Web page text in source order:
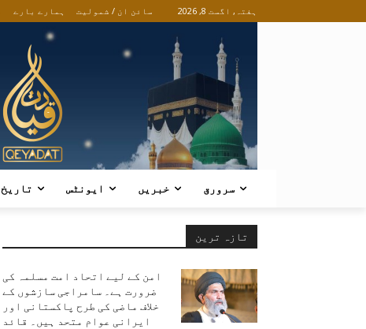
ہفتہ, اگست 8, 2026 سائن ان / شمولیت ہمارے بارے
سرورق خبریں ایونٹس تاریخ
تازہ ترین
امن کے لیے اتحاد امت مسلمہ کی
ضرورت ہے۔ سامراجی سازشوں کے
خلاف ماضی کی طرح پاکستانی اور
ایرانی عوام متحد ہیں۔ قائد